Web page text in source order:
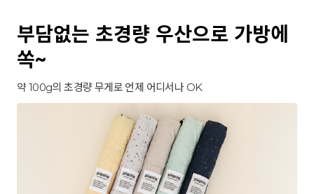
부담없는 초경량 우산으로 가방에
쏙~
약 100g의 초경량 무게로 언제 어디서나 OK